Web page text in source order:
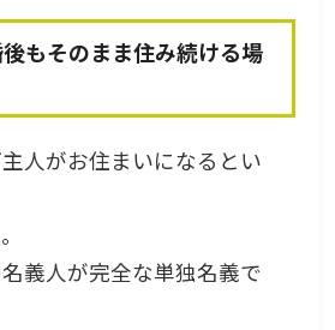
もそのまま住み続ける場
人がお住まいになるとい
義人が完全な単独名義で